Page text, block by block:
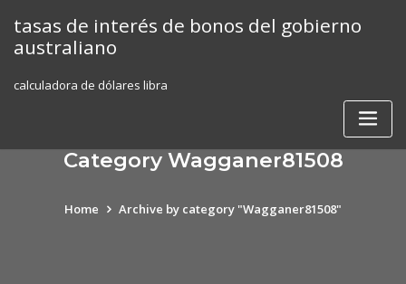
content
tasas de interés de bonos del gobierno
australiano
calculadora de dólares libra
Category Wagganer81508
Home Archive by category "Wagganer81508"